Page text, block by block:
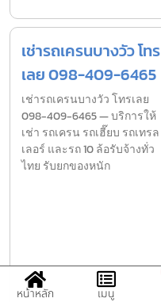
เช่ารถเครนบางวัว โทร
เลย 098-409-6465
เช่ารถเครนบางวัว โทรเลย
098-409-6465 — บริการให้
เช่า รถเครน รถเฮี๊ยบ รถเทรล
เลอร์ และรถ 10 ล้อรับจ้างทั่ว
ไทย รับยกของหนัก
หน้าหลัก เมนู